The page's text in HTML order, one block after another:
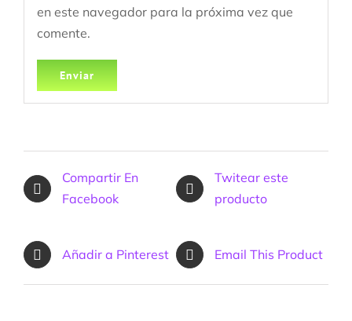
en este navegador para la próxima vez que
comente.
Compartir En
Facebook
Twitear este
producto
Añadir a Pinterest Email This Product